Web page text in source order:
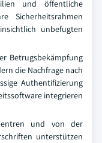
und öffentliche
Sicherheitsrahmen
unbefugten
Betrugsbekämpfung
die Nachfrage nach
Authentifizierung
integrieren
und von der
unterstützen